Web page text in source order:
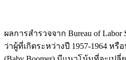
ผลการสำรวจจาก Bureau of Labor
ว่าผู้ที่เกิดระหว่างปี 1957-1964 หรื